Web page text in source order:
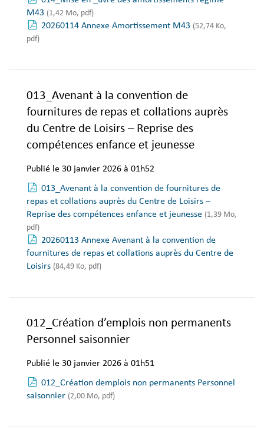
M43 (1,42 Mo, pdf)
20260114 Annexe Amortissement M43 (52,74 Ko,
pdf)
013_Avenant à la convention de
fournitures de repas et collations auprès
du Centre de Loisirs – Reprise des
compétences enfance et jeunesse
Publié le 30 janvier 2026 à 01h52
013_Avenant à la convention de fournitures de
repas et collations auprès du Centre de Loisirs –
Reprise des compétences enfance et jeunesse (1,39 Mo,
pdf)
20260113 Annexe Avenant à la convention de
fournitures de repas et collations auprès du Centre de
Loisirs (84,49 Ko, pdf)
012_Création d’emplois non permanents
Personnel saisonnier
Publié le 30 janvier 2026 à 01h51
012_Création demplois non permanents Personnel
saisonnier (2,00 Mo, pdf)